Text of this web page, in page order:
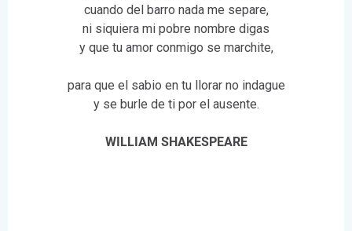
cuando del barro nada me separe,
ni siquiera mi pobre nombre digas
y que tu amor conmigo se marchite,
para que el sabio en tu llorar no indague
y se burle de ti por el ausente.
WILLIAM SHAKESPEARE